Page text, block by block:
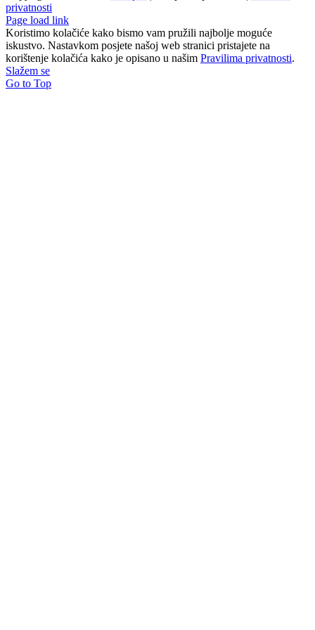
privatnosti
Page load link
Koristimo kolačiće kako bismo vam pružili najbolje moguće
iskustvo. Nastavkom posjete našoj web stranici pristajete na
korištenje kolačića kako je opisano u našim Pravilima privatnosti.
Slažem se
Go to Top